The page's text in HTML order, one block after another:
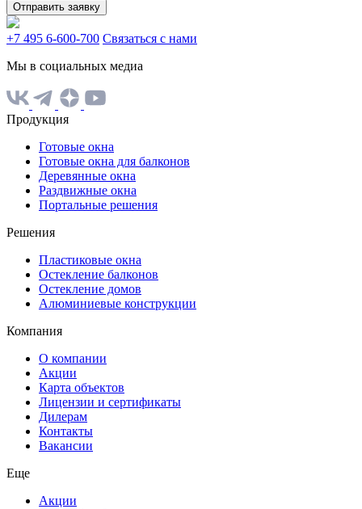
Отправить заявку
+7 495 6-600-700 Связаться с нами
Мы в социальных медиа
Продукция
Готовые окна
Готовые окна для балконов
Деревянные окна
Раздвижные окна
Портальные решения
Решения
Пластиковые окна
Остекление балконов
Остекление домов
Алюминиевые конструкции
Компания
О компании
Акции
Карта объектов
Лицензии и сертификаты
Дилерам
Контакты
Вакансии
Еще
Акции